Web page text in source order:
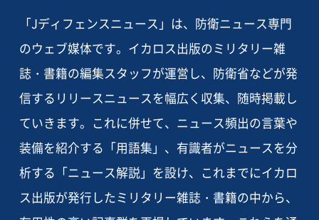
「Jディフェンスニュース」は、防衛ニュース専門
のウェブ媒体です。イカロス出版のミリタリー雑
誌・書籍の編集スタッフが運営し、防衛省などが発
信するリリースニュースを幅広く収集、随時掲載し
ていきます。これに併せて、ニュース頻出の言葉や
装備を紹介する「用語集」、有識者がニュースを分
析する「ニュース解説」を設け、これまでにイカロ
ス出版が発行したミリタリー雑誌・書籍の中から、